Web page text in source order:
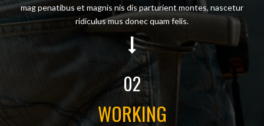
mag penatibus et magnis nis dis parturient montes, nascetur
ridiculus mus donec quam felis.
02
WORKING